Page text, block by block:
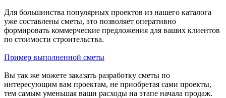
Для большинства популярных проектов из нашего каталога
уже составлены сметы, это позволяет оперативно
формировать коммерческие предложения для ваших клиентов
по стоимости строительства.
Пример выполненной сметы
Вы так же можете заказать разработку сметы по
интересующим вам проектам, не приобретая сами проекты,
тем самым уменьшая ваши расходы на этапе начала продаж.